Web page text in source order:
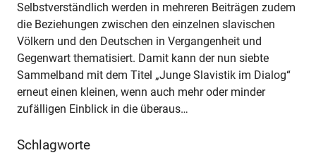
Selbstverständlich werden in mehreren Beiträgen zudem
die Beziehungen zwischen den einzelnen slavischen
Völkern und den Deutschen in Vergangenheit und
Gegenwart thematisiert. Damit kann der nun siebte
Sammelband mit dem Titel „Junge Slavistik im Dialog“
erneut einen kleinen, wenn auch mehr oder minder
zufälligen Einblick in die überaus…
Schlagworte